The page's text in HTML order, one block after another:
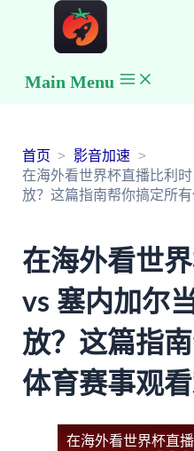
Main Menu
首页
影音加速
在海外看世界杯直播比利
放？这篇指南帮你搞定所
在海外看世
vs 塞内加尔
放？这篇指
体育赛事观
在海外看世界杯直